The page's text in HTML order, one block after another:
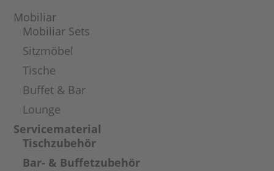
Mobiliar
Mobiliar Sets
Sitzmöbel
Tische
Buffet & Bar
Lounge
Servicematerial
Tischzubehör
Bar- & Buffetzubehör